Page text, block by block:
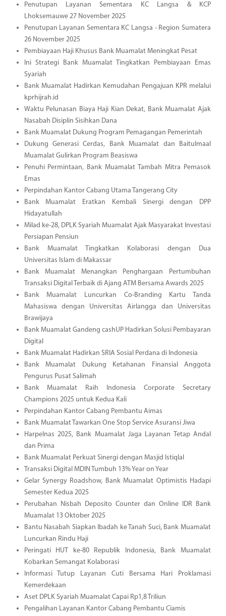
Penutupan Layanan Sementara KC Langsa & KCP
Lhoksemauwe 27 November 2025
Penutupan Layanan Sementara KC Langsa - Region Sumatera
26 November 2025
Pembiayaan Haji Khusus Bank Muamalat Meningkat Pesat
Ini Strategi Bank Muamalat Tingkatkan Pembiayaan Emas
Syariah
Bank Muamalat Hadirkan Kemudahan Pengajuan KPR melalui
kprhijrah.id
Waktu Pelunasan Biaya Haji Kian Dekat, Bank Muamalat Ajak
Nasabah Disiplin Sisihkan Dana
Bank Muamalat Dukung Program Pemagangan Pemerintah
Dukung Generasi Cerdas, Bank Muamalat dan Baitulmaal
Muamalat Gulirkan Program Beasiswa
Penuhi Permintaan, Bank Muamalat Tambah Mitra Pemasok
Emas
Perpindahan Kantor Cabang Utama Tangerang City
Bank Muamalat Eratkan Kembali Sinergi dengan DPP
Hidayatullah
Milad ke-28, DPLK Syariah Muamalat Ajak Masyarakat Investasi
Persiapan Pensiun
Bank Muamalat Tingkatkan Kolaborasi dengan Dua
Universitas Islam di Makassar
Bank Muamalat Menangkan Penghargaan Pertumbuhan
Transaksi Digital Terbaik di Ajang ATM Bersama Awards 2025
Bank Muamalat Luncurkan Co-Branding Kartu Tanda
Mahasiswa dengan Universitas Airlangga dan Universitas
Brawijaya
Bank Muamalat Gandeng cashUP Hadirkan Solusi Pembayaran
Digital
Bank Muamalat Hadirkan SRIA Sosial Perdana di Indonesia
Bank Muamalat Dukung Ketahanan Finansial Anggota
Pengurus Pusat Salimah
Bank Muamalat Raih Indonesia Corporate Secretary
Champions 2025 untuk Kedua Kali
Perpindahan Kantor Cabang Pembantu Aimas
Bank Muamalat Tawarkan One Stop Service Asuransi Jiwa
Harpelnas 2025, Bank Muamalat Jaga Layanan Tetap Andal
dan Prima
Bank Muamalat Perkuat Sinergi dengan Masjid Istiqlal
Transaksi Digital MDIN Tumbuh 13% Year on Year
Gelar Synergy Roadshow, Bank Muamalat Optimistis Hadapi
Semester Kedua 2025
Perubahan Nisbah Deposito Counter dan Online IDR Bank
Muamalat 13 Oktober 2025
Bantu Nasabah Siapkan Ibadah ke Tanah Suci, Bank Muamalat
Luncurkan Rindu Haji
Peringati HUT ke-80 Republik Indonesia, Bank Muamalat
Kobarkan Semangat Kolaborasi
Informasi Tutup Layanan Cuti Bersama Hari Proklamasi
Kemerdekaan
Aset DPLK Syariah Muamalat Capai Rp1,8 Triliun
Pengalihan Layanan Kantor Cabang Pembantu Ciamis